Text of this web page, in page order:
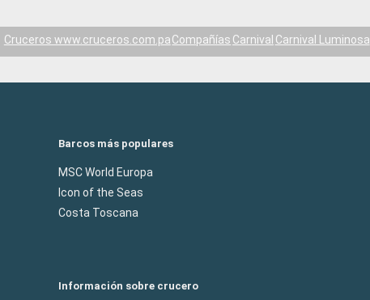
Cruceros www.cruceros.com.paCompañías Carnival Carnival Luminosa
Barcos más populares
MSC World Europa
Icon of the Seas
Costa Toscana
Información sobre crucero